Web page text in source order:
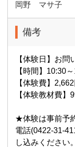
岡野 マサ子
備考
【体験日】お問
【時間】10:30
【体験費】
【体験教材費】
★体験は事前予
電話(0422-31-
し込みください。